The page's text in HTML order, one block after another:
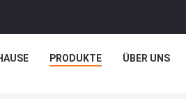
PRODUKTE ÜBER UNS